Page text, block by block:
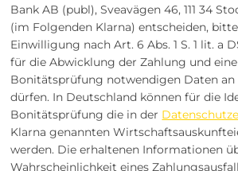
Bank AB (publ), Sveavägen 46, 111 34
(im Folgenden Klarna) entscheiden,
Einwilligung nach Art. 6 Abs. 1 S. 1 lit. a
für die Abwicklung der Zahlung und
Bonitätsprüfung notwendigen Daten
dürfen. In Deutschland können für die
Bonitätsprüfung die in der
Klarna genannten
werden. Die erhaltenen Informationen
Wahrscheinlichkeit eines